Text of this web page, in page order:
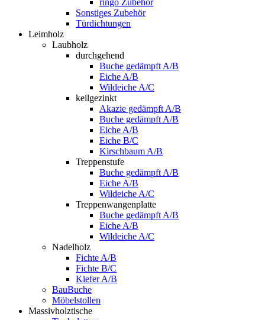
Sonstiges Zubehör
Türdichtungen
Leimholz
Laubholz
durchgehend
Buche gedämpft A/B
Eiche A/B
Wildeiche A/C
keilgezinkt
Akazie gedämpft A/B
Buche gedämpft A/B
Eiche A/B
Eiche B/C
Kirschbaum A/B
Treppenstufe
Buche gedämpft A/B
Eiche A/B
Wildeiche A/C
Treppenwangenplatte
Buche gedämpft A/B
Eiche A/B
Wildeiche A/C
Nadelholz
Fichte A/B
Fichte B/C
Kiefer A/B
BauBuche
Möbelstollen
Massivholztische